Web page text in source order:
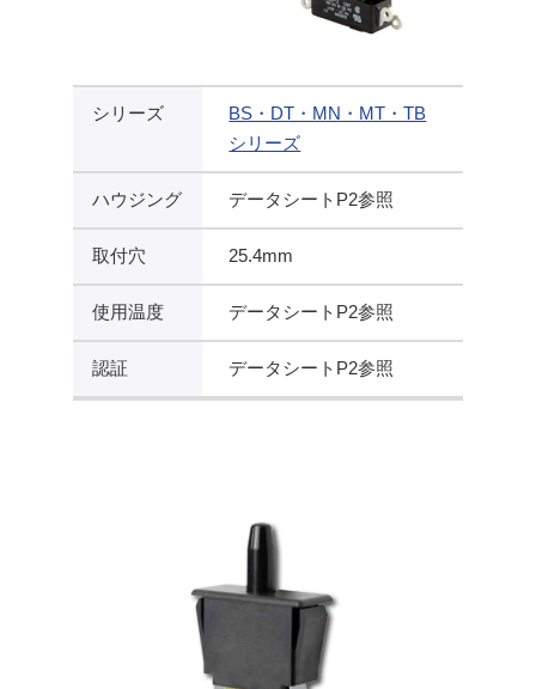
シリーズ
BS・DT・MN・MT・TB
シリーズ
ハウジング データシートP2参照
取付穴 25.4mm
使用温度 データシートP2参照
認証 データシートP2参照